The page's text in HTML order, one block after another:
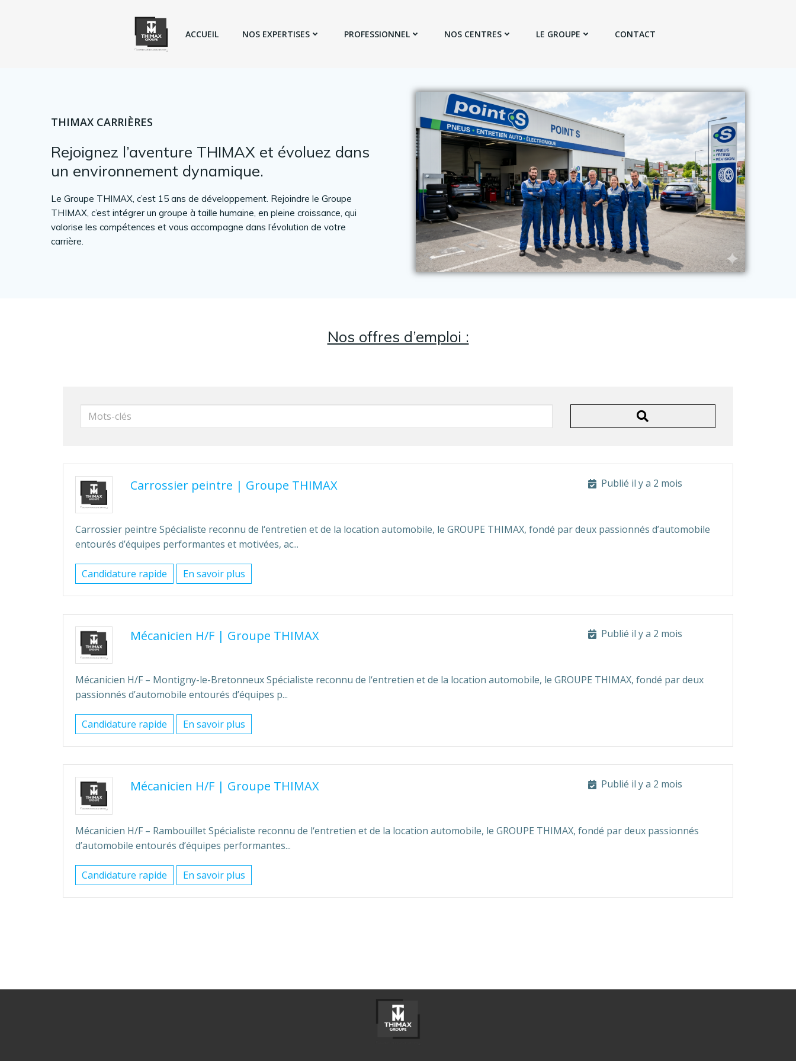
ACCUEIL NOS EXPERTISES PROFESSIONNEL NOS CENTRES LE GROUPE CONTACT
THIMAX CARRIÈRES
Rejoignez l’aventure THIMAX et évoluez dans
un environnement dynamique.
Le Groupe THIMAX, c’est 15 ans de développement. Rejoindre le Groupe
THIMAX, c’est intégrer un groupe à taille humaine, en pleine croissance, qui
valorise les compétences et vous accompagne dans l’évolution de votre
carrière.
Nos offres d’emploi :
Mots-
clés
Carrossier peintre | Groupe THIMAX Publié il y a 2 mois
Carrossier peintre Spécialiste reconnu de l‘entretien et de la location automobile, le GROUPE THIMAX, fondé par deux passionnés d’automobile
entourés d’équipes performantes et motivées, ac...
Candidature rapide En savoir plus
Mécanicien H/F | Groupe THIMAX Publié il y a 2 mois
Mécanicien H/F – Montigny-le-Bretonneux Spécialiste reconnu de l‘entretien et de la location automobile, le GROUPE THIMAX, fondé par deux
passionnés d’automobile entourés d’équipes p...
Candidature rapide En savoir plus
Mécanicien H/F | Groupe THIMAX Publié il y a 2 mois
Mécanicien H/F – Rambouillet Spécialiste reconnu de l‘entretien et de la location automobile, le GROUPE THIMAX, fondé par deux passionnés
d’automobile entourés d’équipes performantes...
Candidature rapide En savoir plus